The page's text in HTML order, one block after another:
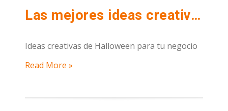
Las mejores ideas creativas de Halloween para tu negocio de hostelería
Ideas creativas de Halloween para tu negocio
Read More »